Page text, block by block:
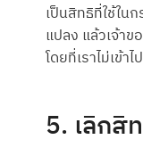
เป็นสิทธิที่ใช้ใน
แปลง แล้วเจ้าข
โดยที่เราไม่เข้า
5. เลิกสิ